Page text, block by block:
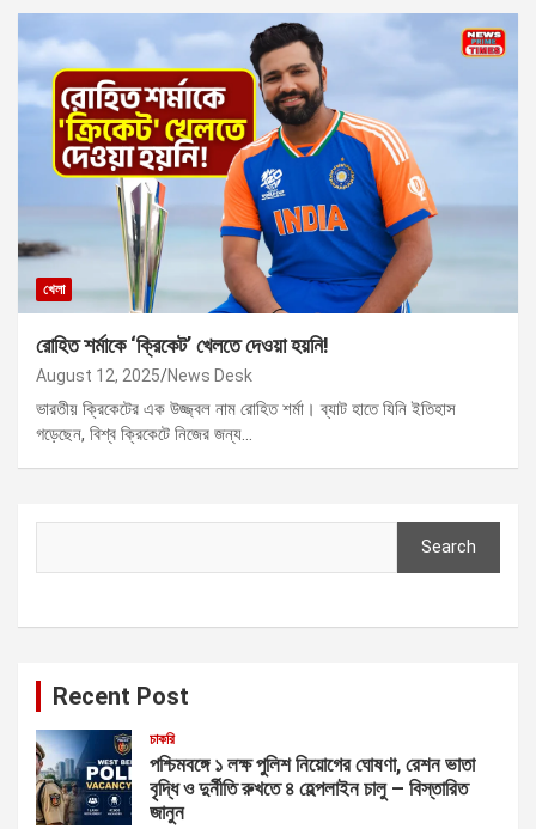
খেলা
রোহিত শর্মাকে ‘ক্রিকেট’ খেলতে দেওয়া হয়নি!
August 12, 2025 News Desk
ভারতীয় ক্রিকেটের এক উজ্জ্বল নাম রোহিত শর্মা। ব্যাট হাতে যিনি ইতিহাস
গড়েছেন, বিশ্ব ক্রিকেটে নিজের জন্য…
Search
Recent Post
চাকরি
পশ্চিমবঙ্গে ১ লক্ষ পুলিশ নিয়োগের ঘোষণা, রেশন ভাতা
বৃদ্ধি ও দুর্নীতি রুখতে ৪ হেল্পলাইন চালু – বিস্তারিত
জানুন